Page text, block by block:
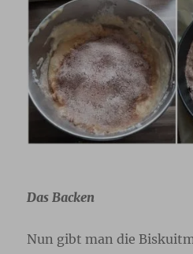
Das Backen
Nun gibt man die